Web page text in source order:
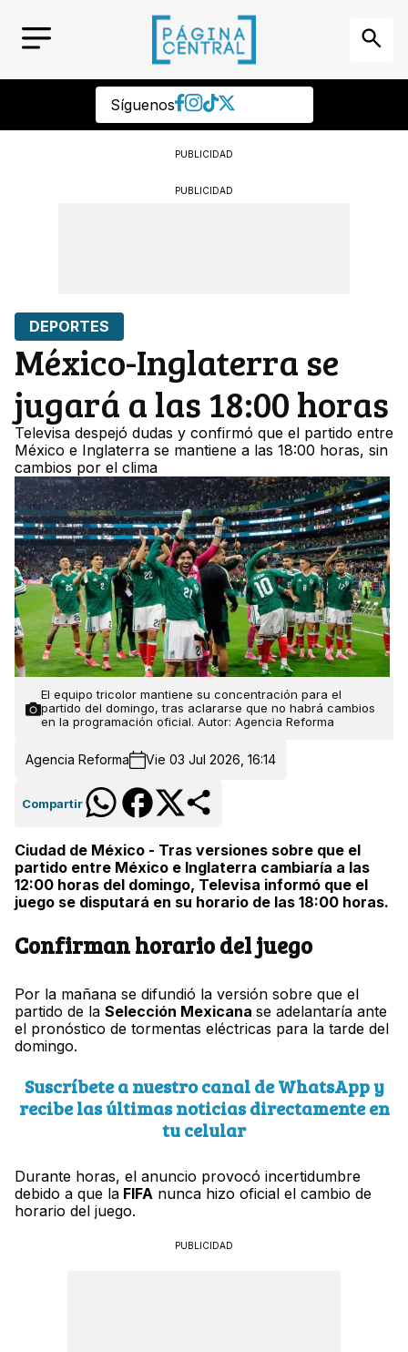
Síguenos
PUBLICIDAD
PUBLICIDAD
DEPORTES
México-Inglaterra se
jugará a las 18:00 horas
Televisa despejó dudas y confirmó que el partido entre
México e Inglaterra se mantiene a las 18:00 horas, sin
cambios por el clima
El equipo tricolor mantiene su concentración para el
partido del domingo, tras aclararse que no habrá cambios
en la programación oficial. Autor: Agencia Reforma
Agencia Reforma Vie 03 Jul 2026, 16:14
Compartir
Ciudad de México - Tras versiones sobre que el
partido entre México e Inglaterra cambiaría a las
12:00 horas del domingo, Televisa informó que el
juego se disputará en su horario de las 18:00 horas.
Confirman horario del juego
Por la mañana se difundió la versión sobre que el
partido de la Selección Mexicana se adelantaría ante
el pronóstico de tormentas eléctricas para la tarde del
domingo.
Suscríbete a nuestro canal de WhatsApp y
recibe las últimas noticias directamente en
tu celular
Durante horas, el anuncio provocó incertidumbre
debido a que la FIFA nunca hizo oficial el cambio de
horario del juego.
PUBLICIDAD